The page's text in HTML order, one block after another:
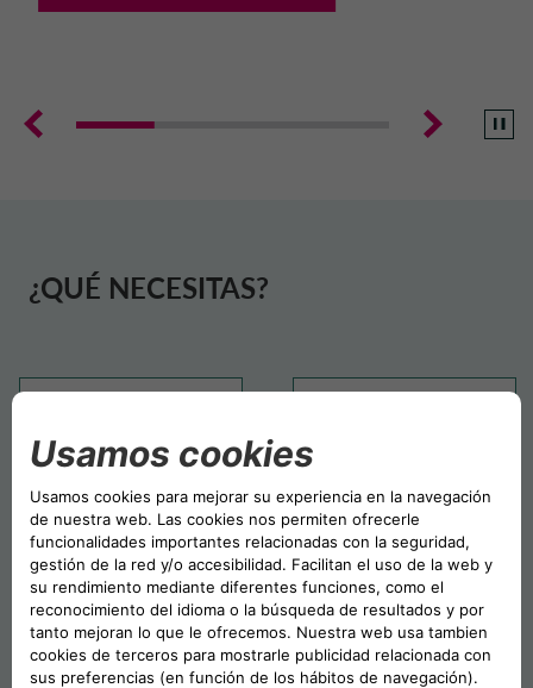
¿QUÉ NECESITAS?
FINANCIACIÓN DE
VEHÍCULOS
LEASING